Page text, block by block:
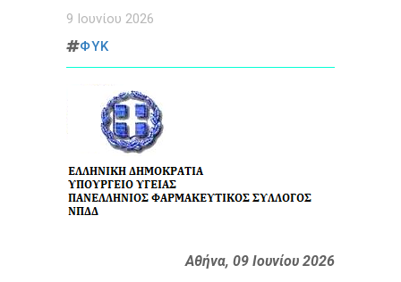
9 Ιουνίου 2026
ΦΥΚ
Αθήνα, 09 Ιουνίου 2026